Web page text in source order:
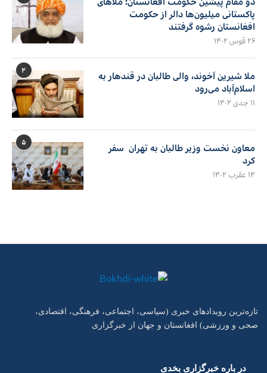
پاکستانی میلیون‌ها دالر از حکومت
افغانستان رشوه گرفتند
۲۶ قوس ۱۴۰۲
۴
ملا شیرین آخوند، والی طالبان در قندهار به
اسلام‌آباد می‌رود
۱۱ جدی ۱۴۰۲
۵
معاون نخست وزیر طالبان به تهران سفر
کرد
۱۴ عقرب ۱۴۰۲
تازه‌ترین رویدادهای خبری (سیاسی، اجتماعی، فرهنگی، اقتصادی،
صحی و ورزشی) افغانستان و جهان از خبرگزاری
در باره خبرگزاری بخدی